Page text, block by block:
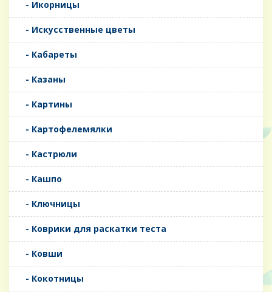
- Икорницы
- Искусственные цветы
- Кабареты
- Казаны
- Картины
- Картофелемялки
- Кастрюли
- Кашпо
- Ключницы
- Коврики для раскатки теста
- Ковши
- Кокотницы